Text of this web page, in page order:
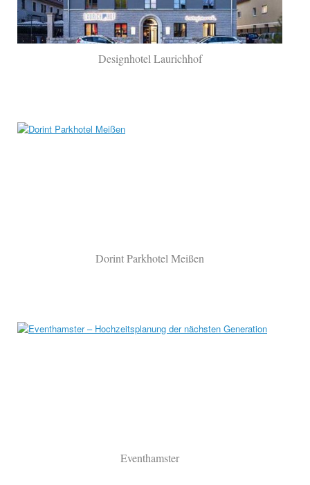
Designhotel Laurichhof
Dorint Parkhotel Meißen
Eventhamster